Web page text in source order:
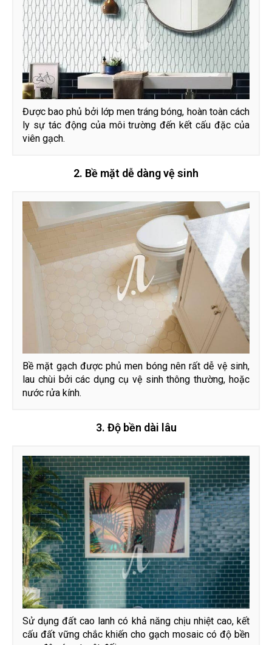
Được bao phủ bởi lớp men tráng bóng, hoàn toàn cách
ly sự tác động của môi trường đến kết cấu đặc của
viên gạch.
2. Bề mặt dễ dàng vệ sinh
Bề mặt gạch được phủ men bóng nên rất dễ vệ sinh,
lau chùi bởi các dụng cụ vệ sinh thông thường, hoặc
nước rửa kính.
3. Độ bền dài lâu
Sử dụng đất cao lanh có khả năng chịu nhiệt cao, kết
cấu đất vững chắc khiến cho gạch mosaic có độ bền